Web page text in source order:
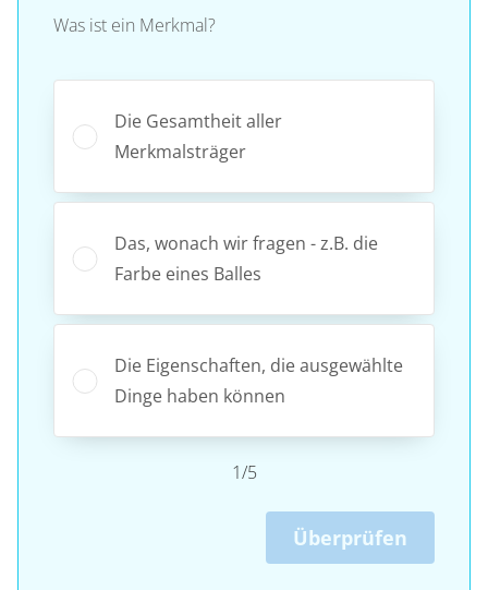
Was ist ein Merkmal?
Die Gesamtheit aller
Merkmalsträger
Das, wonach wir fragen - z.B. die
Farbe eines Balles
Die Eigenschaften, die ausgewählte
Dinge haben können
1/5
Überprüfen